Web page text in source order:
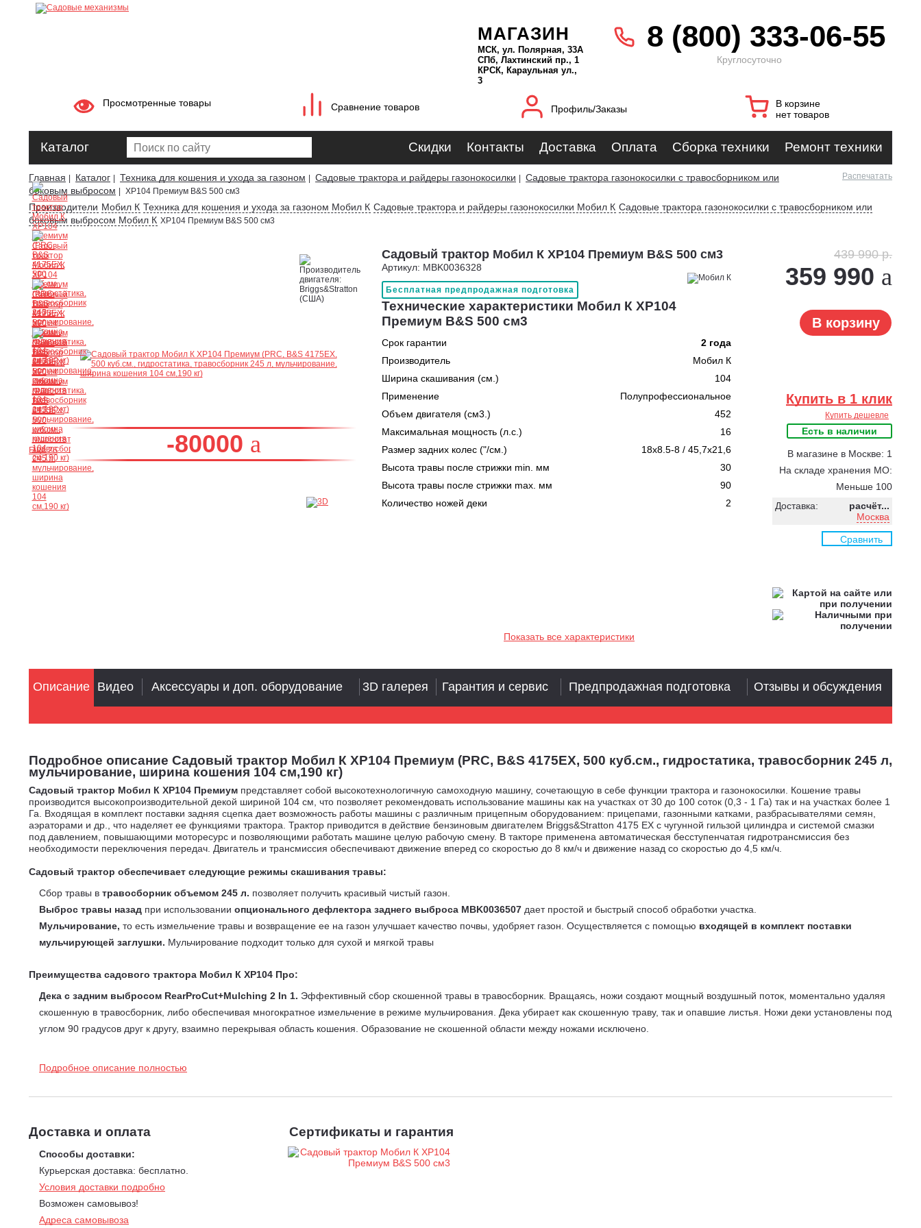
МАГАЗИН
МСК, ул. Полярная, 33А
СПб, Лахтинский пр., 1
КРСК, Караульная ул.,
3
8 (800) 333-06-55
Круглосуточно
Просмотренные товары Сравнение товаров Профиль/Заказы
В корзине
нет товаров
Каталог Скидки Контакты Доставка Оплата Сборка техники Ремонт техники
Главная Каталог Техника для кошения и ухода за газоном Садовые трактора и райдеры газонокосилки
Садовые трактора газонокосилки с травосборником или
боковым выбросом
XP104 Премиум B&S 500 см3
Распечатать
Производители Мобил К Техника для кошения и ухода за газоном Мобил К Садовые трактора и райдеры газонокосилки Мобил К Садовые трактора газонокосилки с травосборником или
боковым выбросом Мобил К XP104 Премиум B&S 500 см3
-80000
Ещё 26
Садовый трактор Мобил К XP104 Премиум B&S 500 см3
Артикул: MBK0036328
Бесплатная предпродажная подготовка
Технические характеристики Мобил К XP104
Премиум B&S 500 см3
Срок гарантии
2 года
Производитель
Мобил К
Ширина скашивания (см.)
104
Применение
Полупрофессиональное
Объем двигателя (см3.)
452
Максимальная мощность (л.с.)
16
Размер задних колес ("/см.)
18x8.5-8 / 45,7x21,6
Высота травы после стрижки min. мм
30
Высота травы после стрижки max. мм
90
Количество ножей деки
2
Показать все характеристики
439 990 р.
359 990
В корзину
Купить в 1 клик
Купить дешевле
Есть в наличии
В магазине в Москве: 1
На складе хранения МО:
Меньше 100
Доставка:
расчёт...
Москва
Сравнить
Подробное описание Садовый трактор Мобил К XP104 Премиум (PRC, B&S 4175EX, 500 куб.см., гидростатика, травосборник 245 л,
мульчирование, ширина кошения 104 см,190 кг)
Садовый трактор Мобил К XP104 Премиум представляет собой высокотехнологичную самоходную машину, сочетающую в себе функции трактора и газонокосилки. Кошение травы
производится высокопроизводительной декой шириной 104 см, что позволяет рекомендовать использование машины как на участках от 30 до 100 соток (0,3 - 1 Га) так и на участках более 1
Га. Входящая в комплект поставки задняя сцепка дает возможность работы машины с различным прицепным оборудованием: прицепами, газонными катками, разбрасывателями семян,
аэраторами и др., что наделяет ее функциями трактора. Трактор приводится в действие бензиновым двигателем Briggs&Stratton 4175 EX с чугунной гильзой цилиндра и системой смазки
под давлением, повышающими моторесурс и позволяющими работать машине целую рабочую смену. В такторе применена автоматическая бесступенчатая гидротрансмиссия без
необходимости переключения передач. Двигатель и трансмиссия обеспечивают движение вперед со скоростью до 8 км/ч и движение назад со скоростью до 4,5 км/ч.
Садовый трактор обеспечивает следующие режимы скашивания травы:
Сбор травы в травосборник объемом 245 л. позволяет получить красивый чистый газон.
Выброс травы назад при использовании опционального дефлектора заднего выброса MBK0036507 дает простой и быстрый способ обработки участка.
Мульчирование, то есть измельчение травы и возвращение ее на газон улучшает качество почвы, удобряет газон. Осуществляется c помощью входящей в комплект поставки
мульчирующей заглушки. Мульчирование подходит только для сухой и мягкой травы
Преимущества садового трактора Мобил К XP104 Про:
Дека с задним выбросом RearProCut+Mulching 2 In 1. Эффективный сбор скошенной травы в травосборник. Вращаясь, ножи создают мощный воздушный поток, моментально удаляя
скошенную в травосборник, либо обеспечивая многократное измельчение в режиме мульчирования. Дека убирает как скошенную траву, так и опавшие листья. Ножи деки установлены под
углом 90 градусов друг к другу, взаимно перекрывая область кошения. Образование не скошенной области между ножами исключено.
быстрее без необходимости переключения передач. Применение трансмиссии ведущей японской компании-производителя автоматических гидротрансмиссий TUFF TORQ JAPAN
км/ч. Коснитесь ногой педали газа для начала движения. Плавно увеличивайте давление на педаль для увеличения скорости до максимальной. Отпускайте педаль для снижения скорости
вручную.начнет движение в соответствии с выбранной скоростью. Для смены скорости нажмите на педаль тормоза, дождитесь остановки машины, включите требуемую передачу,
отпустите педаль тормоза.
Двигатель Briggs&Stratton 4175 EX.
бензиновым двигателем 4175 EX от всемирно известной американской корпорации Briggs&Stratton - лидера в производстве бензиновых двигателей для силовой и садовой техники.
Подробное описание полностью
Доставка и оплата
Способы доставки:
Курьерская доставка: бесплатно.
Условия доставки подробно
Возможен самовывоз!
Адреса самовывоза
Сертификаты и гарантия
Описание Видео Аксессуары и доп. оборудование 3D галерея Гарантия и сервис Предпродажная подготовка Отзывы и обсуждения